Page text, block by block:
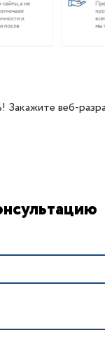
Закажите веб-